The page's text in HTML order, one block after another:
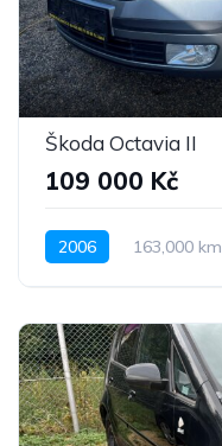
Škoda Octavia II
109 000 Kč
2006 163,000 km